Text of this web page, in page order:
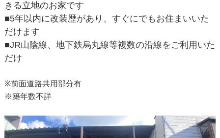
きる立地のお家です
■5年以内に改装歴があり、すぐにでもお住まいいた
だけます
■JR山陰線、地下鉄烏丸線等複数の沿線をご利用いた
だけ
※前面道路共用部分有
※築年数不詳